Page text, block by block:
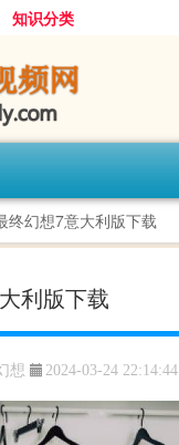
知识分类
终幻想7意大利版下载
利版下载
想 2024-03-24 22:14:44